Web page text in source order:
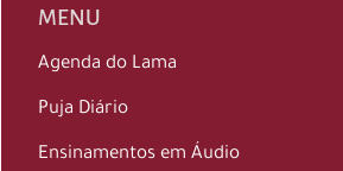
MENU
Agenda do Lama
Puja Diário
Ensinamentos em Áudio